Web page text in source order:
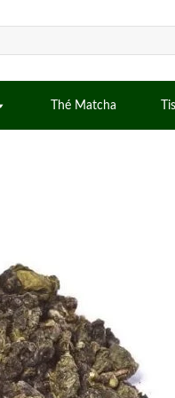
Thé Matcha